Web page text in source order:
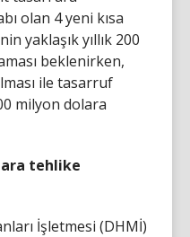
olan 4 yeni kısa
yaklaşık yıllık 200
beklenirken,
ile tasarruf
milyon dolara
tehlike
İşletmesi (DHMİ)